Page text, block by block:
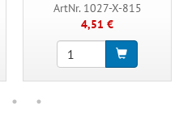
ArtNr. 1027-X-815
4,51 €